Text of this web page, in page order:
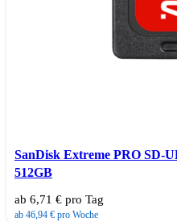
SanDisk Extreme PRO SD-
512GB
ab 6,71 € pro Tag
ab 46,94 € pro Woche